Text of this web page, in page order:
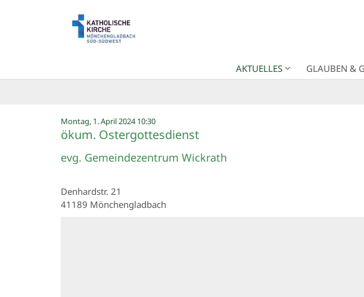
AKTUELLES GLAUBEN &
Montag, 1. April 2024 10:30:
ökum. Ostergottesdienst
evg. Gemeindezentrum Wickrath
Denhardstr. 21
41189 Mönchengladbach